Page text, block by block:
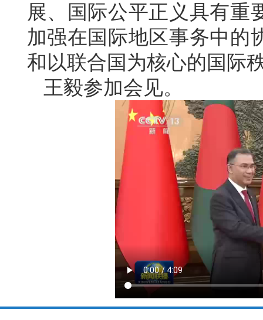
展、国际公平正义具有重
加强在国际地区事务中的
和以联合国为核心的国际
王毅参加会见。